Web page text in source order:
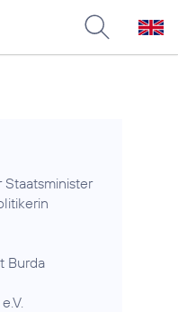
Staatsminister
Burda